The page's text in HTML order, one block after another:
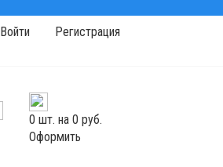
Войти Регистрация
0 шт. на 0 руб.
Оформить